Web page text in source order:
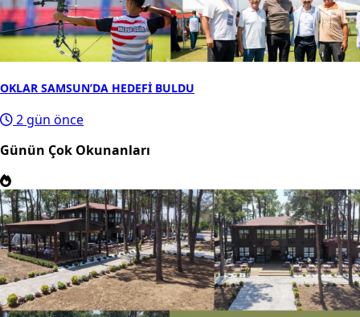
OKLAR SAMSUN’DA HEDEFİ BULDU
2 gün önce
Günün Çok Okunanları